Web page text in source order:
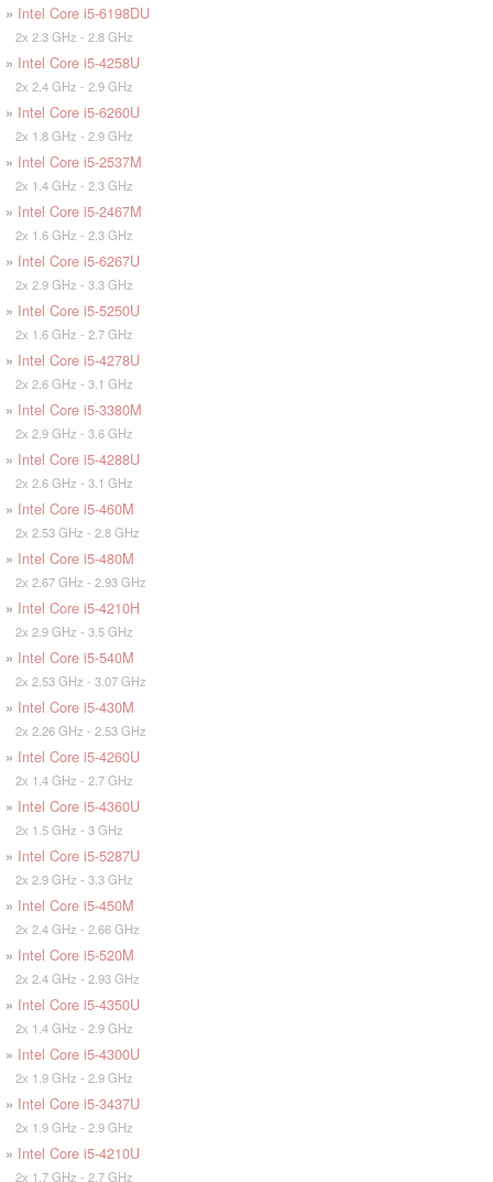
» Intel Core i5-6198DU
2x 2.3 GHz - 2.8 GHz
» Intel Core i5-4258U
2x 2.4 GHz - 2.9 GHz
» Intel Core i5-6260U
2x 1.8 GHz - 2.9 GHz
» Intel Core i5-2537M
2x 1.4 GHz - 2.3 GHz
» Intel Core i5-2467M
2x 1.6 GHz - 2.3 GHz
» Intel Core i5-6267U
2x 2.9 GHz - 3.3 GHz
» Intel Core i5-5250U
2x 1.6 GHz - 2.7 GHz
» Intel Core i5-4278U
2x 2.6 GHz - 3.1 GHz
» Intel Core i5-3380M
2x 2.9 GHz - 3.6 GHz
» Intel Core i5-4288U
2x 2.6 GHz - 3.1 GHz
» Intel Core i5-460M
2x 2.53 GHz - 2.8 GHz
» Intel Core i5-480M
2x 2.67 GHz - 2.93 GHz
» Intel Core i5-4210H
2x 2.9 GHz - 3.5 GHz
» Intel Core i5-540M
2x 2.53 GHz - 3.07 GHz
» Intel Core i5-430M
2x 2.26 GHz - 2.53 GHz
» Intel Core i5-4260U
2x 1.4 GHz - 2.7 GHz
» Intel Core i5-4360U
2x 1.5 GHz - 3 GHz
» Intel Core i5-5287U
2x 2.9 GHz - 3.3 GHz
» Intel Core i5-450M
2x 2.4 GHz - 2.66 GHz
» Intel Core i5-520M
2x 2.4 GHz - 2.93 GHz
» Intel Core i5-4350U
2x 1.4 GHz - 2.9 GHz
» Intel Core i5-4300U
2x 1.9 GHz - 2.9 GHz
» Intel Core i5-3437U
2x 1.9 GHz - 2.9 GHz
» Intel Core i5-4210U
2x 1.7 GHz - 2.7 GHz